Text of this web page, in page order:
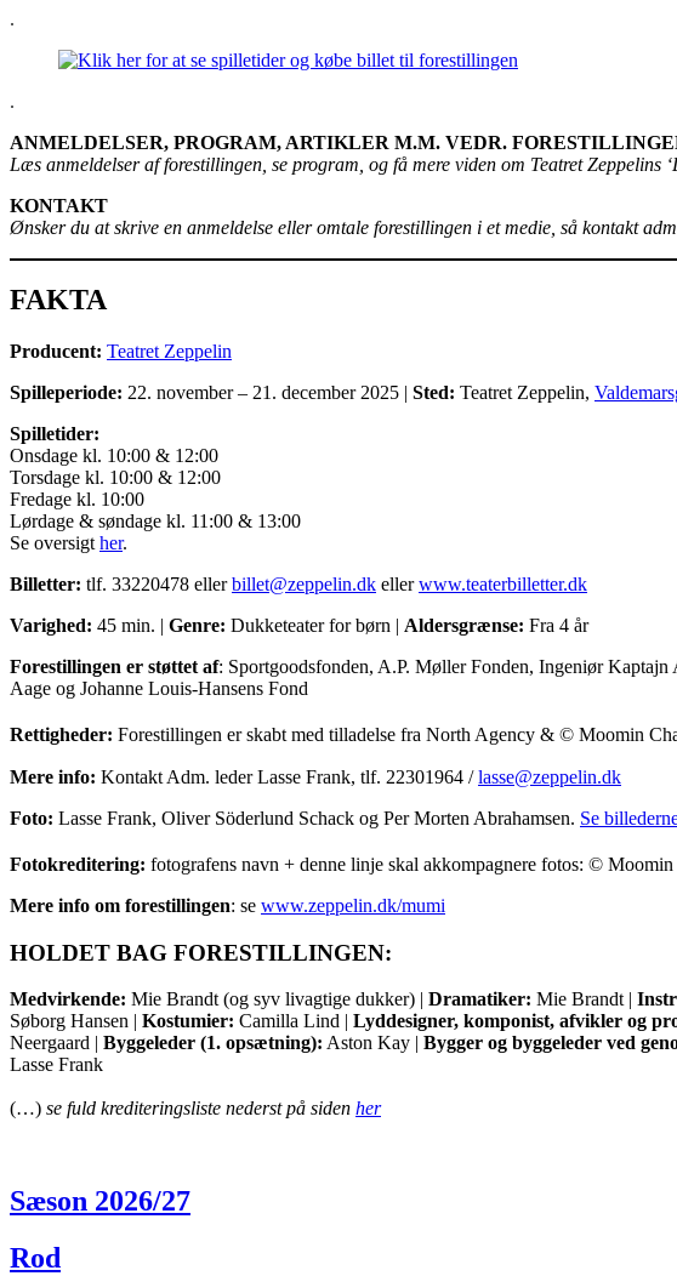
.
.
ANMELDELSER, PROGRAM, ARTIKLER M.M. VEDR.
Læs anmeldelser af forestillingen, se program, og få mere viden om Teatret Zeppelins
KONTAKT
Ønsker du at skrive en anmeldelse eller omtale forestillingen i et medie, så kontakt
FAKTA
Producent: Teatret Zeppelin
Spilleperiode: 22. november – 21. december 2025 | Sted: Teatret Zeppelin,
Spilletider:
Onsdage kl. 10:00 & 12:00
Torsdage kl. 10:00 & 12:00
Fredage kl. 10:00
Lørdage & søndage kl. 11:00 & 13:00
Se oversigt her.
Billetter: tlf. 33220478 ellerbillet@zeppelin.dk ellerwww.teaterbilletter.dk
Varighed: 45 min. | Genre: Dukketeater for børn | Aldersgrænse: Fra 4 år
Forestillingen er støttet af: Sportgoodsfonden, A.P. Møller Fonden, Ingeniør
Aage og Johanne Louis-Hansens Fond
Rettigheder: Forestillingen er skabt med tilladelse fra North Agency & © Moomin
Mere info: Kontakt Adm. leder Lasse Frank, tlf. 22301964 /lasse@zeppelin.dk
Foto: Lasse Frank, Oliver Söderlund Schack og Per Morten Abrahamsen. Se
Fotokreditering: fotografens navn + denne linje skal akkompagnere fotos: © Moomin
Mere info om forestillingen: se www.zeppelin.dk/mumi
HOLDET BAG FORESTILLINGEN:
Medvirkende: Mie Brandt (og syv livagtige dukker) | Dramatiker: Mie Brandt |
Søborg Hansen | Kostumier: Camilla Lind | Lyddesigner, komponist, afvikler og
Neergaard | Byggeleder (1. opsætning): Aston Kay | Bygger og byggeleder ved
Lasse Frank
(…) se fuld krediteringsliste nederst på siden her
Sæson 2026/27
Rod